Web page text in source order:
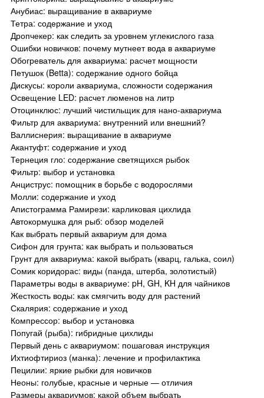
Анубиас: выращивание в аквариуме
Тетра: содержание и уход
Дропчекер: как следить за уровнем углекислого газа
Ошибки новичков: почему мутнеет вода в аквариуме
Обогреватель для аквариума: расчет мощности
Петушок (Betta): содержание одного бойца
Дискусы: короли аквариума, сложности содержания
Освещение LED: расчет люменов на литр
Отоцинклюс: лучший чистильщик для нано-аквариума
Фильтр для аквариума: внутренний или внешний?
Валлиснерия: выращивание в аквариуме
Акантуфт: содержание и уход
Тернеция гло: содержание светящихся рыбок
Фильтр: выбор и установка
Анциструс: помощник в борьбе с водорослями
Молли: содержание и уход
Апистограмма Рамирези: карликовая цихлида
Автокормушка для рыб: обзор моделей
Как выбрать первый аквариум для дома
Сифон для грунта: как выбрать и пользоваться
Грунт для аквариума: какой выбрать (кварц, галька, соил)
Сомик коридорас: виды (панда, штерба, золотистый)
Параметры воды в аквариуме: pH, GH, KH для чайников
Жесткость воды: как смягчить воду для растений
Скалярия: содержание и уход
Компрессор: выбор и установка
Попугай (рыба): гибридные цихлиды
Первый день с аквариумом: пошаговая инструкция
Ихтиофтириоз (манка): лечение и профилактика
Пецилии: яркие рыбки для новичков
Неоны: голубые, красные и черные — отличия
Размеры аквариумов: какой объем выбрать